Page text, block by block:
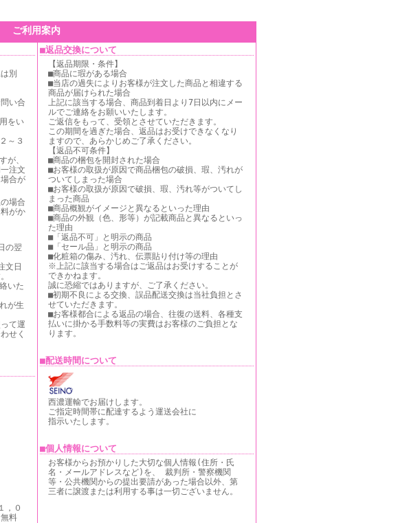
ご利用案内
別
い合
をい
～３
が、
注文
合が
場合
がか
の翌
文日
いた
が生
て運
せく
，０
料
■返品交換について
【返品期限・条件】
■商品に瑕がある場合
■当店の過失によりお客様が注文した商品と相違する
商品が届けられた場合
上記に該当する場合、商品到着日より7日以内にメー
ルでご連絡をお願いいたします。
ご返信をもって、受領とさせていただきます。
この期間を過ぎた場合、返品はお受けできなくなり
ますので、あらかじめご了承ください。
【返品不可条件】
■商品の梱包を開封された場合
■お客様の取扱が原因で商品梱包の破損、瑕、汚れが
ついてしまった場合
■お客様の取扱が原因で破損、瑕、汚れ等がついてし
まった商品
■商品概観がイメージと異なるといった理由
■商品の外観（色、形等）が記載商品と異なるといっ
た理由
■「返品不可」と明示の商品
■「セール品」と明示の商品
■化粧箱の傷み、汚れ、伝票貼り付け等の理由
※上記に該当する場合はご返品はお受けすることが
できかねます。
誠に恐縮ではありますが、ご了承ください。
■初期不良による交換、誤品配送交換は当社負担とさ
せていただきます。
■お客様都合による返品の場合、往復の送料、各種支
払いに掛かる手数料等の実費はお客様のご負担とな
ります。
■配送時間について
西濃運輸でお届けします。
ご指定時間帯に配達するよう運送会社に
指示いたします。
■個人情報について
お客様からお預かりした大切な個人情報(住所・氏
名・メールアドレスなど)を、 裁判所・警察機関
等・公共機関からの提出要請があった場合以外、第
三者に譲渡または利用する事は一切ございません。